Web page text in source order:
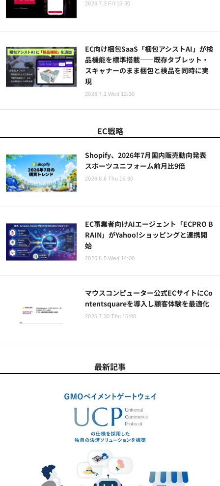
2026.7.3 Fri 15:30
EC向け梱包SaaS「梱包アシストAI」が検
品機能を標準搭載——既存タブレット・
スキャナーのまま梱包と検品を同時に実
現
2026.7.1 Wed 12:30
EC戦略
Shopify、2026年7月国内販売動向発表
スポーツユニフォーム前月比9倍
2026.8.6 Thu 15:30
EC事業者向けAIエージェント「ECPRO B
RAIN」がYahoo!ショッピングと連携開
始
2026.8.5 Wed 14:00
マウスコンピューター公式ECサイトにCo
ntentsquareを導入し顧客体験を最適化
2026.7.30 Thu 16:00
最新記事